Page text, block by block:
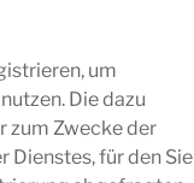
um
Die dazu
zum Zwecke der
Dienstes, für den Sie